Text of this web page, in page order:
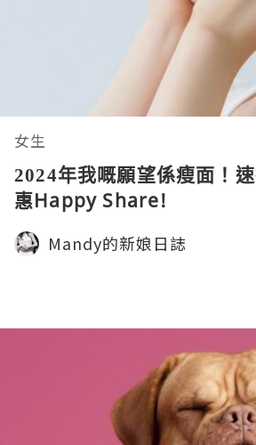
女生
2024年我嘅願望係瘦面！
惠Happy Share!
Mandy的新娘日誌